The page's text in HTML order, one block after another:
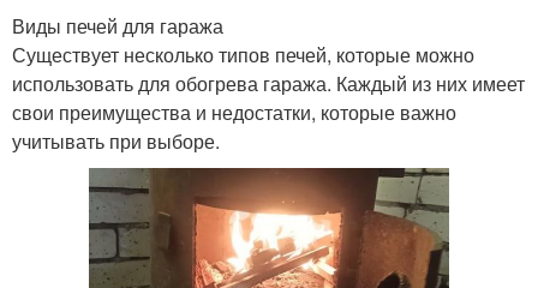
Виды печей для гаража
Существует несколько типов печей, которые можно
использовать для обогрева гаража. Каждый из них имеет
свои преимущества и недостатки, которые важно
учитывать при выборе.